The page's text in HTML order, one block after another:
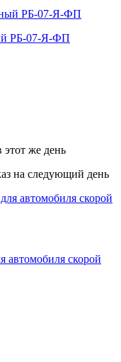
РБ-07-Я-ФП
этот же день
на следующий день
автомобиля скорой